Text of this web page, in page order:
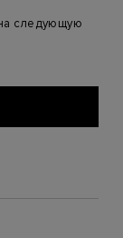
следующую